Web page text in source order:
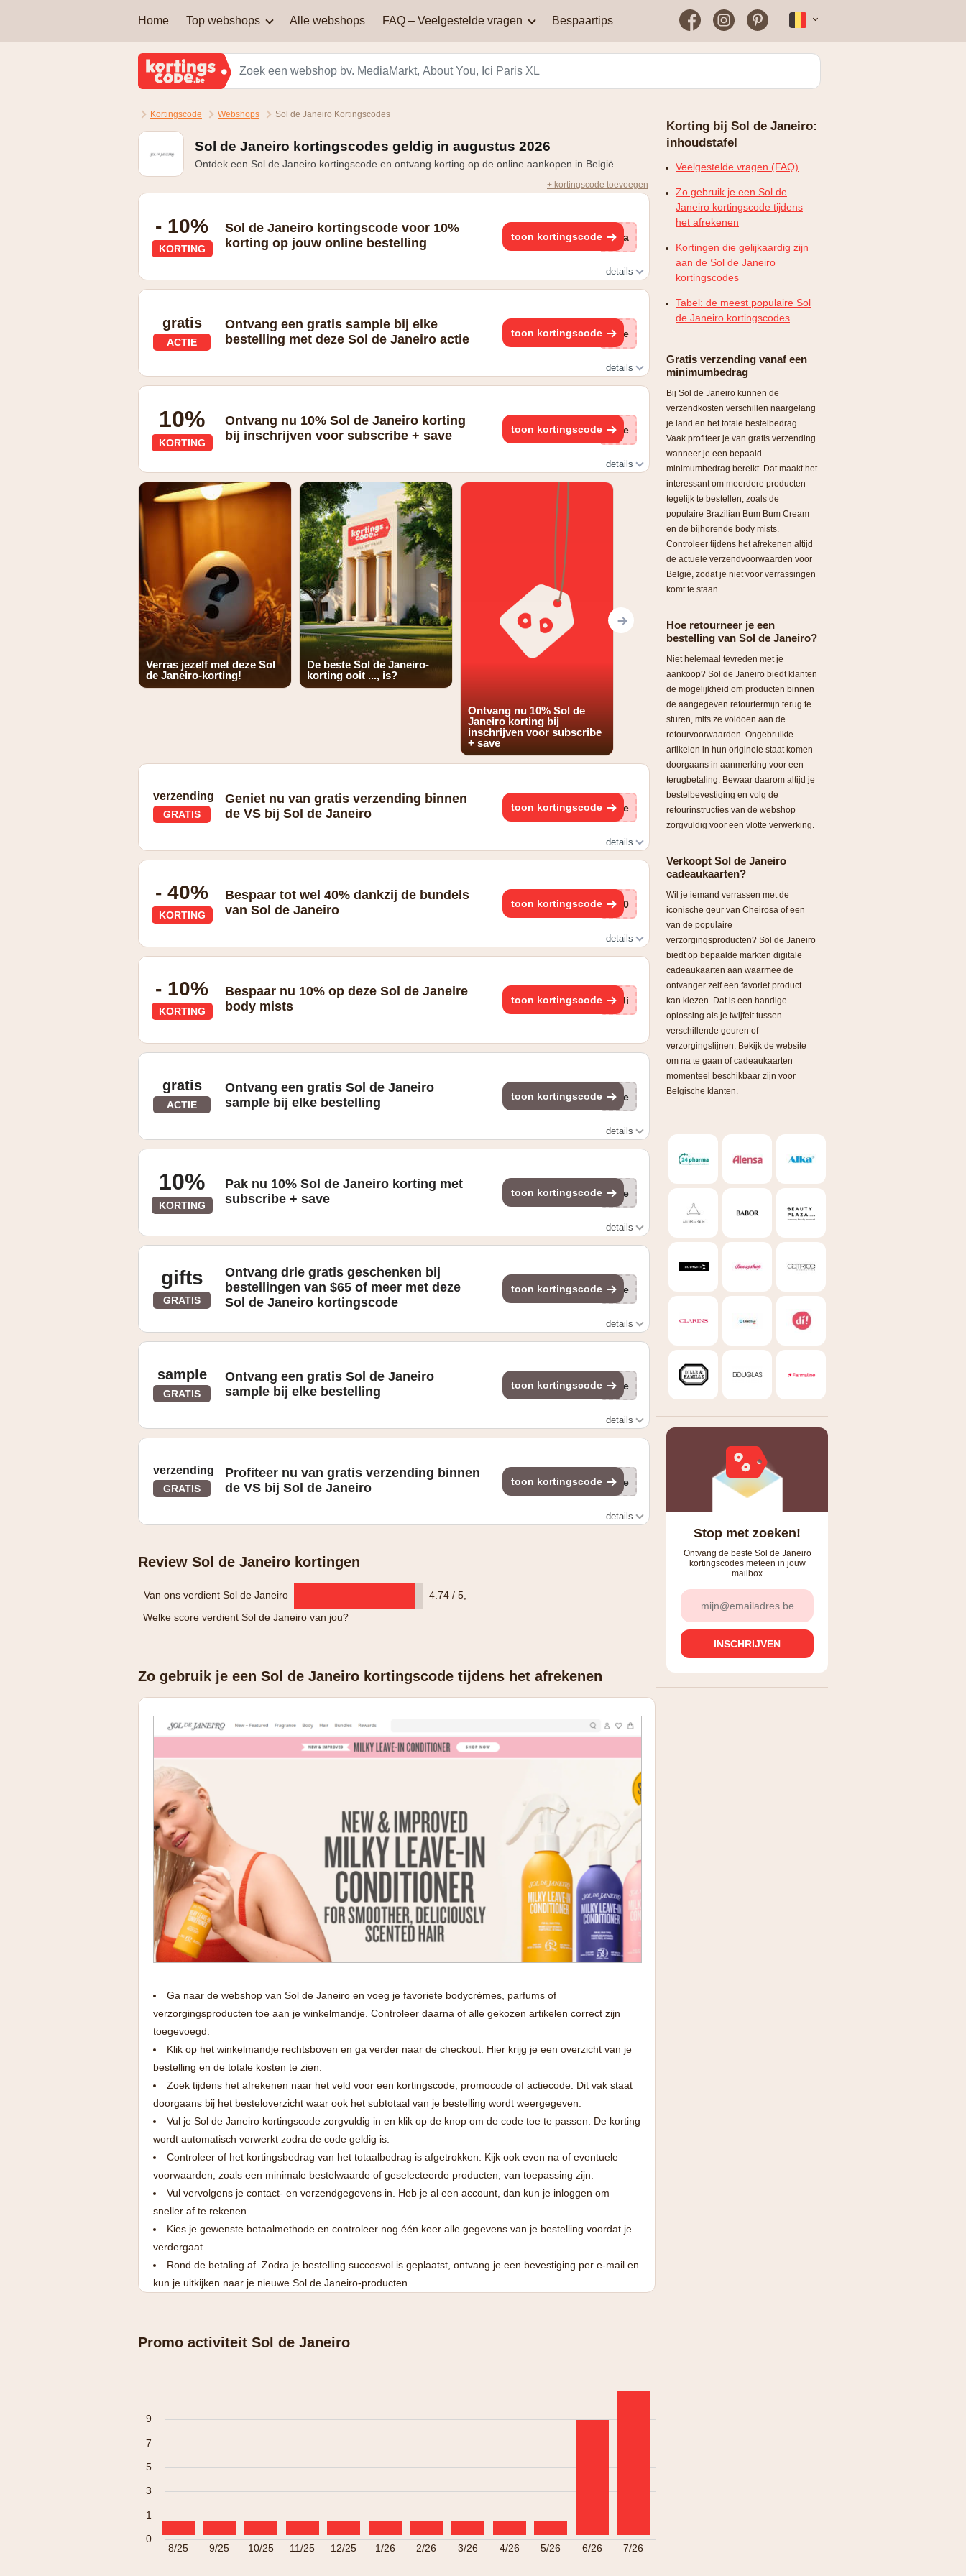
Home Top webshops
AEG AliExpress Aqualibi
Martin's Hotels Plopsaland Theater Hotel
Samsung Smeg Vanden Borre WONDR
Alle webshops FAQ – Veelgestelde vragen
Welke soort kortingscodes
zijn er?
Waar kan je kortingscodes
vinden?
Waarom werkt mijn
kortingscode niet?
kortingscode?
Kan je een kortingscode
combineren om nog extra
korting te krijgen?
Hoe bereken je korting?
kortingen en aanbiedingen
FAQ – Veelgestelde vragen
Bespaartips
FacebookInstagramPinterest
Kortingscode Webshops Sol de Janeiro Kortingscodes
Sol de Janeiro kortingscodes geldig in augustus 2026
Ontdek een Sol de Janeiro kortingscode en ontvang korting op de online aankopen in België
+ kortingscode toevoegen
- 10%
KORTING
Sol de Janeiro kortingscode voor 10%
korting op jouw online bestelling
toon kortingscode via
details
gratis
ACTIE
Ontvang een gratis sample bij elke
bestelling met deze Sol de Janeiro actie
toon kortingscode (ge
details
10%
KORTING
Ontvang nu 10% Sol de Janeiro korting
bij inschrijven voor subscribe + save
toon kortingscode (ge
details
10% korting bij inschrijven voor subscribe + save
Verras jezelf met deze Sol
de Janeiro-korting!
De beste Sol de Janeiro-
korting ooit ..., is?
Ontvang nu 10% Sol de
Janeiro korting bij
inschrijven voor subscribe
+ save
verzending
GRATIS
Geniet nu van gratis verzending binnen
de VS bij Sol de Janeiro
toon kortingscode (ge
details
- 40%
KORTING
Bespaar tot wel 40% dankzij de bundels
van Sol de Janeiro
toon kortingscode g30
details
- 10%
KORTING
Bespaar nu 10% op deze Sol de Janeire
body mists
toon kortingscode vJi
gratis
ACTIE
Ontvang een gratis Sol de Janeiro
sample bij elke bestelling
toon kortingscode (ge
details
10%
KORTING
Pak nu 10% Sol de Janeiro korting met
subscribe + save
toon kortingscode (ge
details
gifts
GRATIS
Ontvang drie gratis geschenken bij
bestellingen van $65 of meer met deze
Sol de Janeiro kortingscode
toon kortingscode (ge
details
sample
GRATIS
Ontvang een gratis Sol de Janeiro
sample bij elke bestelling
toon kortingscode (ge
details
verzending
GRATIS
Profiteer nu van gratis verzending binnen
de VS bij Sol de Janeiro
toon kortingscode (ge
details
Review Sol de Janeiro kortingen
Van ons verdient Sol de Janeiro 4.74 / 5,
Welke score verdient Sol de Janeiro van jou?
Zo gebruik je een Sol de Janeiro kortingscode tijdens het afrekenen
Ga naar de webshop van Sol de Janeiro en voeg je favoriete bodycrèmes, parfums of
verzorgingsproducten toe aan je winkelmandje. Controleer daarna of alle gekozen artikelen correct zijn
toegevoegd.
Klik op het winkelmandje rechtsboven en ga verder naar de checkout. Hier krijg je een overzicht van je
bestelling en de totale kosten te zien.
Zoek tijdens het afrekenen naar het veld voor een kortingscode, promocode of actiecode. Dit vak staat
doorgaans bij het besteloverzicht waar ook het subtotaal van je bestelling wordt weergegeven.
Vul je Sol de Janeiro kortingscode zorgvuldig in en klik op de knop om de code toe te passen. De korting
wordt automatisch verwerkt zodra de code geldig is.
Controleer of het kortingsbedrag van het totaalbedrag is afgetrokken. Kijk ook even na of eventuele
voorwaarden, zoals een minimale bestelwaarde of geselecteerde producten, van toepassing zijn.
Vul vervolgens je contact- en verzendgegevens in. Heb je al een account, dan kun je inloggen om
sneller af te rekenen.
Kies je gewenste betaalmethode en controleer nog één keer alle gegevens van je bestelling voordat je
verdergaat.
Rond de betaling af. Zodra je bestelling succesvol is geplaatst, ontvang je een bevestiging per e-mail en
kun je uitkijken naar je nieuwe Sol de Janeiro-producten.
Promo activiteit Sol de Janeiro
9
7
5
3
1
0
8/25
9/25 10/25 11/25 12/25 1/26 2/26 3/26 4/26 5/26 6/26 7/26
Korting bij Sol de Janeiro:
inhoudstafel
Veelgestelde vragen (FAQ)
Zo gebruik je een Sol de
Janeiro kortingscode tijdens
het afrekenen
Kortingen die gelijkaardig zijn
aan de Sol de Janeiro
kortingscodes
Tabel: de meest populaire Sol
de Janeiro kortingscodes
Gratis verzending vanaf een
minimumbedrag
Bij Sol de Janeiro kunnen de
verzendkosten verschillen naargelang
je land en het totale bestelbedrag.
Vaak profiteer je van gratis verzending
wanneer je een bepaald
minimumbedrag bereikt. Dat maakt het
interessant om meerdere producten
tegelijk te bestellen, zoals de
populaire Brazilian Bum Bum Cream
en de bijhorende body mists.
Controleer tijdens het afrekenen altijd
de actuele verzendvoorwaarden voor
België, zodat je niet voor verrassingen
komt te staan.
Hoe retourneer je een
bestelling van Sol de Janeiro?
Niet helemaal tevreden met je
aankoop? Sol de Janeiro biedt klanten
de mogelijkheid om producten binnen
de aangegeven retourtermijn terug te
sturen, mits ze voldoen aan de
retourvoorwaarden. Ongebruikte
artikelen in hun originele staat komen
doorgaans in aanmerking voor een
terugbetaling. Bewaar daarom altijd je
bestelbevestiging en volg de
retourinstructies van de webshop
zorgvuldig voor een vlotte verwerking.
Verkoopt Sol de Janeiro
cadeaukaarten?
Wil je iemand verrassen met de
iconische geur van Cheirosa of een
van de populaire
verzorgingsproducten? Sol de Janeiro
biedt op bepaalde markten digitale
cadeaukaarten aan waarmee de
ontvanger zelf een favoriet product
kan kiezen. Dat is een handige
oplossing als je twijfelt tussen
verschillende geuren of
verzorgingslijnen. Bekijk de website
om na te gaan of cadeaukaarten
momenteel beschikbaar zijn voor
Belgische klanten.
Stop met zoeken!
Ontvang de beste Sol de Janeiro
kortingscodes meteen in jouw
mailbox